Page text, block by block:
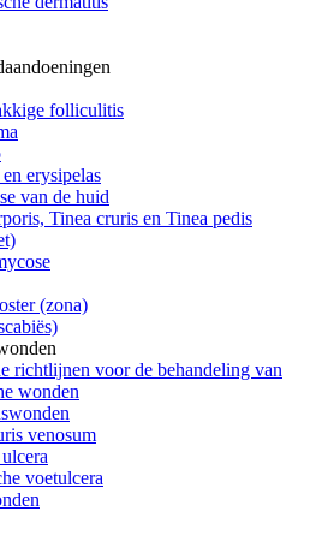
folliculitis
erysipelas
van de huid
Tinea cruris en Tinea pedis
(zona)
richtlijnen voor de behandeling van
wonden
venosum
voetulcera